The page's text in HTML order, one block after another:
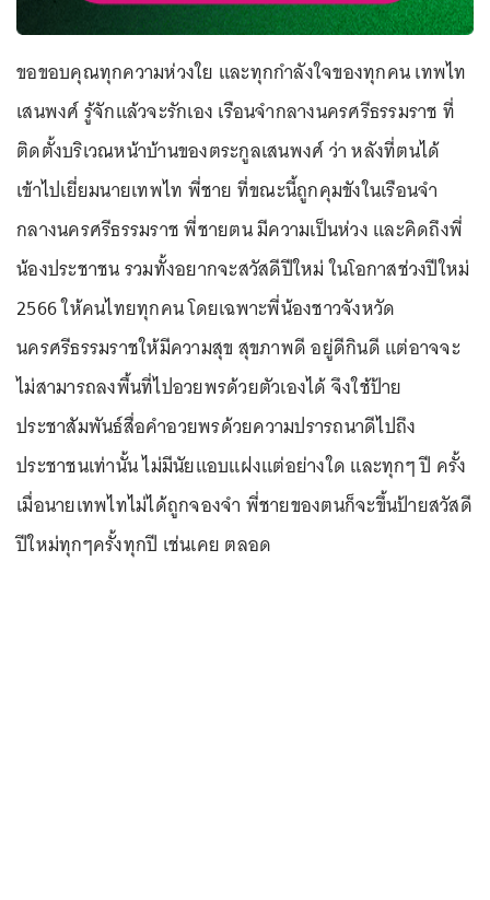
ขอขอบคุณทุกความห่วงใย และทุกกำลังใจของทุกคน เทพไท
เสนพงศ์ รู้จักแล้วจะรักเอง เรือนจำกลางนครศรีธรรมราช ที่
ติดตั้งบริเวณหน้าบ้านของตระกูลเสนพงศ์ ว่า หลังที่ตนได้
เข้าไปเยี่ยมนายเทพไท พี่ชาย ที่ขณะนี้ถูกคุมขังในเรือนจำ
กลางนครศรีธรรมราช พี่ชายตน มีความเป็นห่วง และคิดถึงพี่
น้องประชาชน รวมทั้งอยากจะสวัสดีปีใหม่ ในโอกาสช่วงปีใหม่
2566 ให้คนไทยทุกคน โดยเฉพาะพี่น้องชาวจังหวัด
นครศรีธรรมราชให้มีความสุข สุขภาพดี อยู่ดีกินดี แต่อาจจะ
ไม่สามารถลงพื้นที่ไปอวยพรด้วยตัวเองได้ จึงใช้ป้าย
ประชาสัมพันธ์สื่อคำอวยพรด้วยความปรารถนาดีไปถึง
ประชาชนเท่านั้น ไม่มีนัยแอบแฝงแต่อย่างใด และทุกๆ ปี ครั้ง
เมื่อนายเทพไทไม่ได้ถูกจองจำ พี่ชายของตนก็จะขึ้นป้ายสวัสดี
ปีใหม่ทุกๆครั้งทุกปี เช่นเคย ตลอด